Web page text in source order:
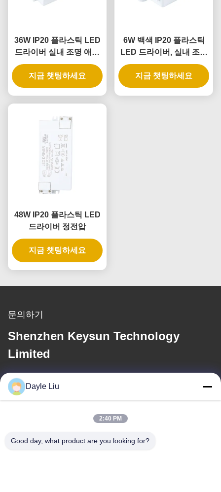
36W IP20 플라스틱 LED
드라이버 실내 조명 애플
리케이션을 위한 일정한
전압
지금 챗팅하세요
6W 백색 IP20 플라스틱
LED 드라이버, 실내 조명
용 정전압
지금 챗팅하세요
48W IP20 플라스틱 LED
드라이버 정전압
지금 챗팅하세요
문의하기
Shenzhen Keysun Technology
Limited
이메일
power06@szzhpower.com
우리 주소
Dayle Liu
2:40 PM
Good day, what product are you looking for?